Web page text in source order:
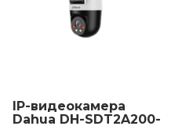
IP-видеокамера
Dahua DH-SDT2A200-